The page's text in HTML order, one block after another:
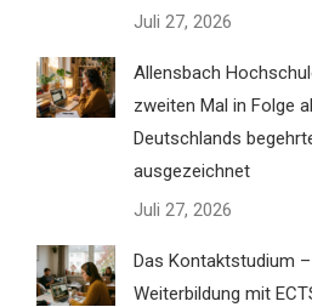
Juli 27, 2026
Allensbach
zweiten Mal in Folge
Deutschlands
ausgezeichnet
Juli 27, 2026
Das Kontaktstudium
Weiterbildung mit